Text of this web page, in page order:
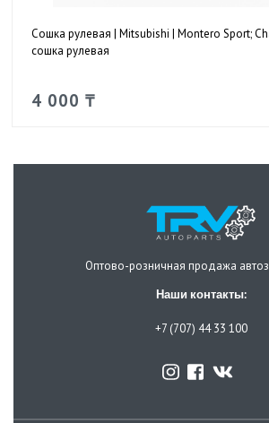
Сошка рулевая | Mitsubishi | Montero Sport;
сошка рулевая
4 000 ₸
Оптово-розничная продажа
Наши контакты:
+7 (707) 44 33 100